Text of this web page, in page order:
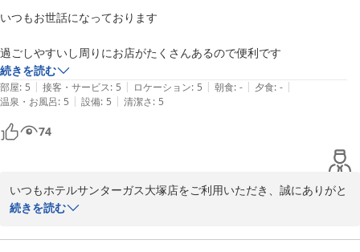
ざいます。スタッフ一同、心よりお待ち申し上げております。
ホテルサンターガス大塚店
2026-05-24
いつもお世話になっております
過ごしやすいし周りにお店がたくさんあるので便利です
続きを読む
部屋: 5 | 接客・サービス: 5 | ロケーション: 5 | 朝食: - | 夕食: - |
温泉・お風呂: 5 | 設備: 5 | 清潔さ: 5
74
いつもホテルサンターガス大塚店をご利用いただき、誠にありがと
うございます。
続きを読む